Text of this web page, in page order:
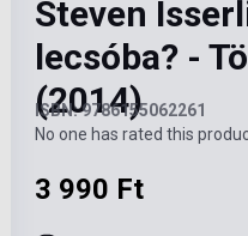
Steven
lecsóba? -
(2014)
ISBN: 9786155062261
No one has rated this
3 990 Ft